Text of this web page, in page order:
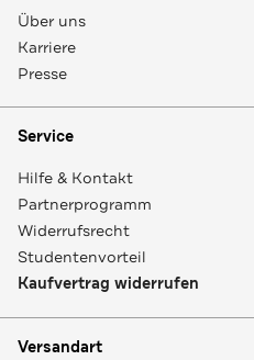
Über uns
Karriere
Presse
Service
Hilfe & Kontakt
Partnerprogramm
Widerrufsrecht
Studentenvorteil
Kaufvertrag widerrufen
Versandart